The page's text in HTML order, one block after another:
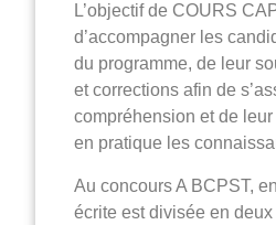
L’objectif de COURS
d’accompagner les
du programme, de leur
et corrections afin de
compréhension et de
en pratique les
Au concours A BCPST,
écrite est divisée en